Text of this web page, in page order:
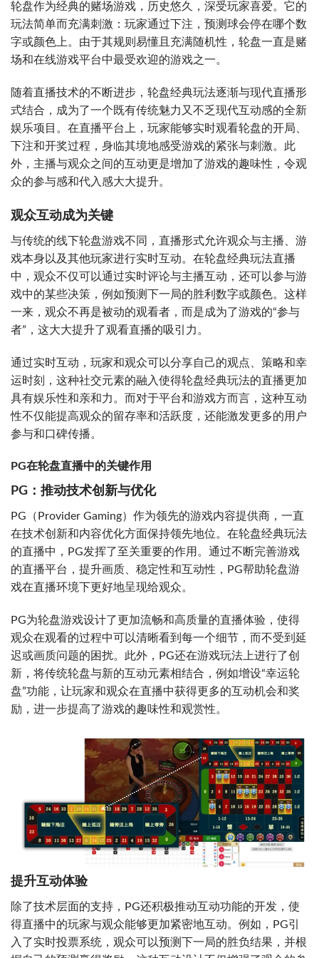
轮盘作为经典的赌场游戏，历史悠久，深受玩家喜爱。它的
玩法简单而充满刺激：玩家通过下注，预测球会停在哪个数
字或颜色上。由于其规则易懂且充满随机性，轮盘一直是赌
场和在线游戏平台中最受欢迎的游戏之一。
随着直播技术的不断进步，轮盘经典玩法逐渐与现代直播形
式结合，成为了一个既有传统魅力又不乏现代互动感的全新
娱乐项目。在直播平台上，玩家能够实时观看轮盘的开局、
下注和开奖过程，身临其境地感受游戏的紧张与刺激。此
外，主播与观众之间的互动更是增加了游戏的趣味性，令观
众的参与感和代入感大大提升。
观众互动成为关键
与传统的线下轮盘游戏不同，直播形式允许观众与主播、游
戏本身以及其他玩家进行实时互动。在轮盘经典玩法直播
中，观众不仅可以通过实时评论与主播互动，还可以参与游
戏中的某些决策，例如预测下一局的胜利数字或颜色。这样
一来，观众不再是被动的观看者，而是成为了游戏的“参与
者”，这大大提升了观看直播的吸引力。
通过实时互动，玩家和观众可以分享自己的观点、策略和幸
运时刻，这种社交元素的融入使得轮盘经典玩法的直播更加
具有娱乐性和亲和力。而对于平台和游戏方而言，这种互动
性不仅能提高观众的留存率和活跃度，还能激发更多的用户
参与和口碑传播。
PG在轮盘直播中的关键作用
PG：推动技术创新与优化
PG（Provider Gaming）作为领先的游戏内容提供商，一直
在技术创新和内容优化方面保持领先地位。在轮盘经典玩法
的直播中，PG发挥了至关重要的作用。通过不断完善游戏
的直播平台，提升画质、稳定性和互动性，PG帮助轮盘游
戏在直播环境下更好地呈现给观众。
PG为轮盘游戏设计了更加流畅和高质量的直播体验，使得
观众在观看的过程中可以清晰看到每一个细节，而不受到延
迟或画质问题的困扰。此外，PG还在游戏玩法上进行了创
新，将传统轮盘与新的互动元素相结合，例如增设“幸运轮
盘”功能，让玩家和观众在直播中获得更多的互动机会和奖
励，进一步提高了游戏的趣味性和观赏性。
提升互动体验
除了技术层面的支持，PG还积极推动互动功能的开发，使
得直播中的玩家与观众能够更加紧密地互动。例如，PG引
入了实时投票系统，观众可以预测下一局的胜负结果，并根